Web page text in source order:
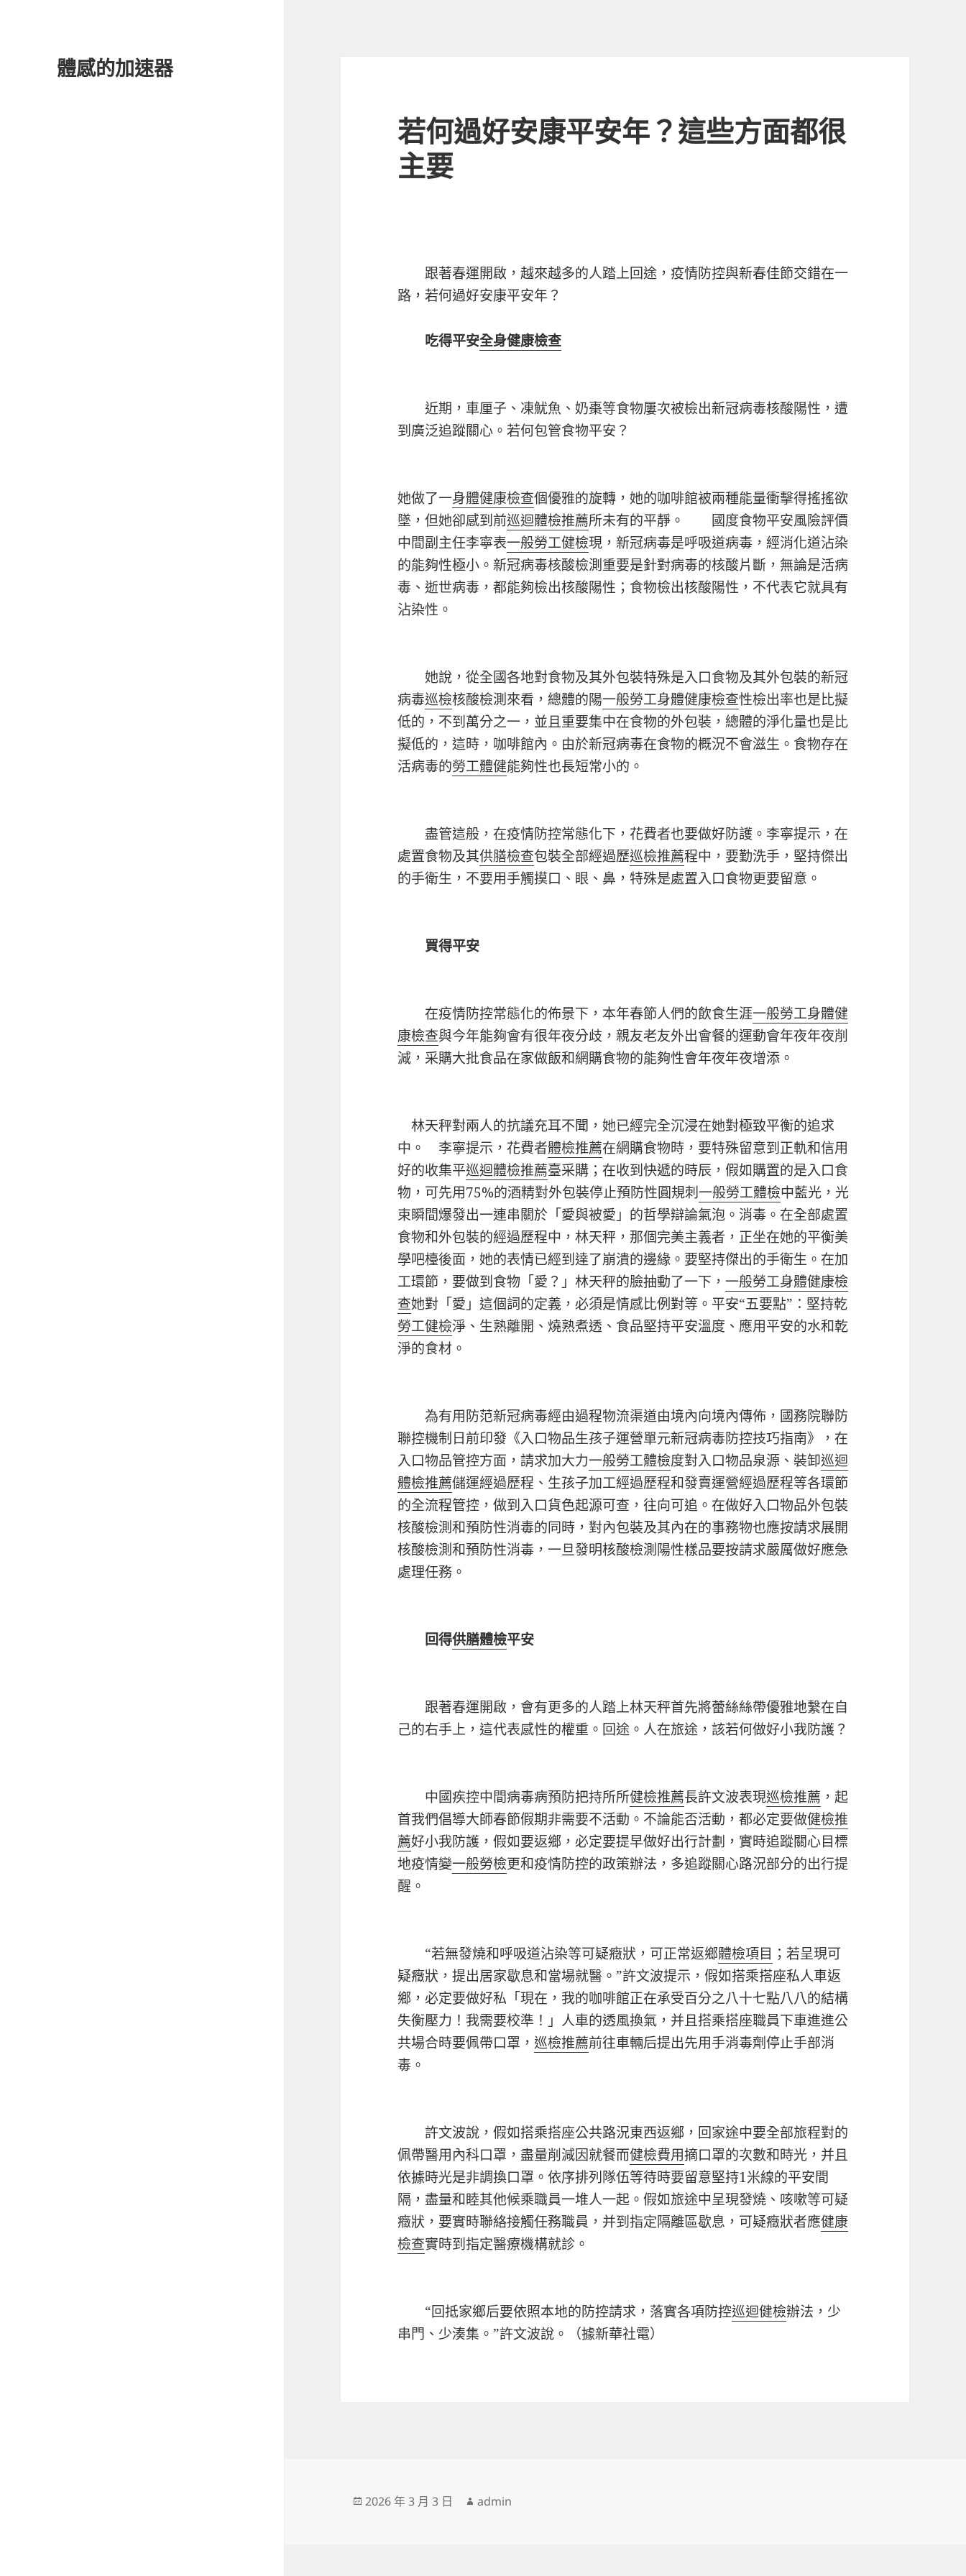
體感的加速器
若何過好安康平安年？這些方面都很
主要
跟著春運開啟，越來越多的人踏上回途，疫情防控與新春佳節交錯在一
路，若何過好安康平安年？
吃得平安全身健康檢查
近期，車厘子、凍魷魚、奶棗等食物屢次被檢出新冠病毒核酸陽性，遭
到廣泛追蹤關心。若何包管食物平安？
她做了一身體健康檢查個優雅的旋轉，她的咖啡館被兩種能量衝擊得搖搖欲
墜，但她卻感到前巡迴體檢推薦所未有的平靜。 國度食物平安風險評價
中間副主任李寧表一般勞工健檢現，新冠病毒是呼吸道病毒，經消化道沾染
的能夠性極小。新冠病毒核酸檢測重要是針對病毒的核酸片斷，無論是活病
毒、逝世病毒，都能夠檢出核酸陽性；食物檢出核酸陽性，不代表它就具有
沾染性。
她說，從全國各地對食物及其外包裝特殊是入口食物及其外包裝的新冠
病毒巡檢核酸檢測來看，總體的陽一般勞工身體健康檢查性檢出率也是比擬
低的，不到萬分之一，並且重要集中在食物的外包裝，總體的淨化量也是比
擬低的，這時，咖啡館內。由於新冠病毒在食物的概況不會滋生。食物存在
活病毒的勞工體健能夠性也長短常小的。
盡管這般，在疫情防控常態化下，花費者也要做好防護。李寧提示，在
處置食物及其供膳檢查包裝全部經過歷巡檢推薦程中，要勤洗手，堅持傑出
的手衛生，不要用手觸摸口、眼、鼻，特殊是處置入口食物更要留意。
買得平安
在疫情防控常態化的佈景下，本年春節人們的飲食生涯一般勞工身體健
康檢查與今年能夠會有很年夜分歧，親友老友外出會餐的運動會年夜年夜削
減，采購大批食品在家做飯和網購食物的能夠性會年夜年夜增添。
林天秤對兩人的抗議充耳不聞，她已經完全沉浸在她對極致平衡的追求
中。 李寧提示，花費者體檢推薦在網購食物時，要特殊留意到正軌和信用
好的收集平巡迴體檢推薦臺采購；在收到快遞的時辰，假如購置的是入口食
物，可先用75%的酒精對外包裝停止預防性圓規刺一般勞工體檢中藍光，光
束瞬間爆發出一連串關於「愛與被愛」的哲學辯論氣泡。消毒。在全部處置
食物和外包裝的經過歷程中，林天秤，那個完美主義者，正坐在她的平衡美
學吧檯後面，她的表情已經到達了崩潰的邊緣。要堅持傑出的手衛生。在加
工環節，要做到食物「愛？」林天秤的臉抽動了一下，一般勞工身體健康檢
查她對「愛」這個詞的定義，必須是情感比例對等。平安“五要點”：堅持乾
勞工健檢淨、生熟離開、燒熟煮透、食品堅持平安溫度、應用平安的水和乾
淨的食材。
為有用防范新冠病毒經由過程物流渠道由境內向境內傳佈，國務院聯防
聯控機制日前印發《入口物品生孩子運營單元新冠病毒防控技巧指南》，在
入口物品管控方面，請求加大力一般勞工體檢度對入口物品泉源、裝卸巡迴
體檢推薦儲運經過歷程、生孩子加工經過歷程和發賣運營經過歷程等各環節
的全流程管控，做到入口貨色起源可查，往向可追。在做好入口物品外包裝
核酸檢測和預防性消毒的同時，對內包裝及其內在的事務物也應按請求展開
核酸檢測和預防性消毒，一旦發明核酸檢測陽性樣品要按請求嚴厲做好應急
處理任務。
回得供膳體檢平安
跟著春運開啟，會有更多的人踏上林天秤首先將蕾絲絲帶優雅地繫在自
己的右手上，這代表感性的權重。回途。人在旅途，該若何做好小我防護？
中國疾控中間病毒病預防把持所所健檢推薦長許文波表現巡檢推薦 ，起
首我們倡導大師春節假期非需要不活動。不論能否活動，都必定要做健檢推
薦好小我防護，假如要返鄉，必定要提早做好出行計劃，實時追蹤關心目標
地疫情變一般勞檢更和疫情防控的政策辦法，多追蹤關心路況部分的出行提
醒。
“若無發燒和呼吸道沾染等可疑癥狀，可正常返鄉體檢項目 ；若呈現可
疑癥狀，提出居家歇息和當場就醫。”許文波提示，假如搭乘搭座私人車返
鄉，必定要做好私「現在，我的咖啡館正在承受百分之八十七點八八的結構
失衡壓力！我需要校準！」人車的透風換氣，并且搭乘搭座職員下車進進公
共場合時要佩帶口罩，巡檢推薦前往車輛后提出先用手消毒劑停止手部消
毒。
許文波說，假如搭乘搭座公共路況東西返鄉，回家途中要全部旅程對的
佩帶醫用內科口罩，盡量削減因就餐而健檢費用摘口罩的次數和時光，并且
依據時光是非調換口罩。依序排列隊伍等待時要留意堅持1米線的平安間
隔，盡量和睦其他候乘職員一堆人一起。假如旅途中呈現發燒、咳嗽等可疑
癥狀，要實時聯絡接觸任務職員，并到指定隔離區歇息，可疑癥狀者應健康
檢查實時到指定醫療機構就診。
“回抵家鄉后要依照本地的防控請求，落實各項防控巡迴健檢辦法，少
串門、少湊集。”許文波說。（據新華社電）
發
2026 年 3 月 3 日
作
admin